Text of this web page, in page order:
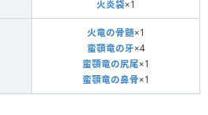
火炎袋×1
火竜の骨髄×1
蛮顎竜の牙×4
蛮顎竜の尻尾×1
蛮顎竜の鼻骨×1